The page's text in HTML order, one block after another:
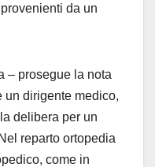
da un
– prosegue la nota
un dirigente medico,
delibera per un
reparto ortopedia
come in